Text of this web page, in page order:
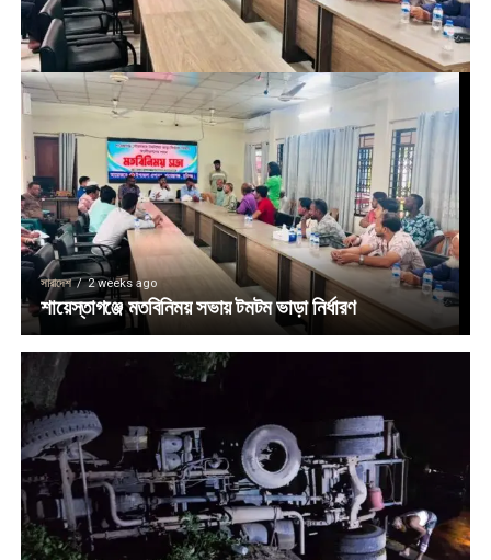
সারাদেশ 2 weeks ago
শায়েস্তাগঞ্জে মতবিনিময় সভায় টমটম ভাড়া নির্ধারণ